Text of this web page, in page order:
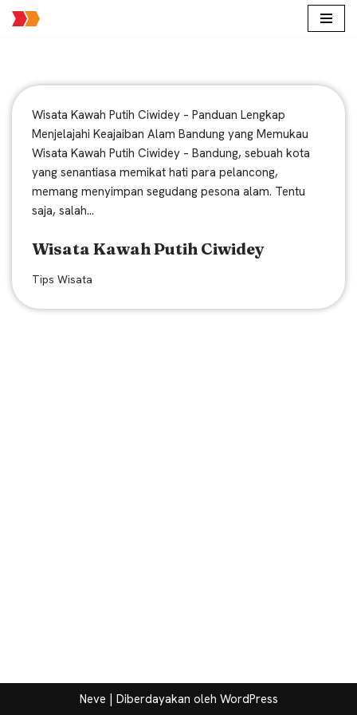
konten
Wisata Kawah Putih Ciwidey – Panduan Lengkap
Menjelajahi Keajaiban Alam Bandung yang Memukau
Wisata Kawah Putih Ciwidey – Bandung, sebuah kota
yang senantiasa memikat hati para pelancong,
memang menyimpan segudang pesona alam. Tentu
saja, salah…
Wisata Kawah Putih Ciwidey
Tips Wisata
Neve | Diberdayakan oleh WordPress